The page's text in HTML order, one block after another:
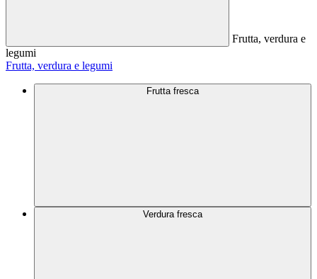
Frutta, verdura e
legumi
Frutta, verdura e legumi
Frutta fresca
Verdura fresca